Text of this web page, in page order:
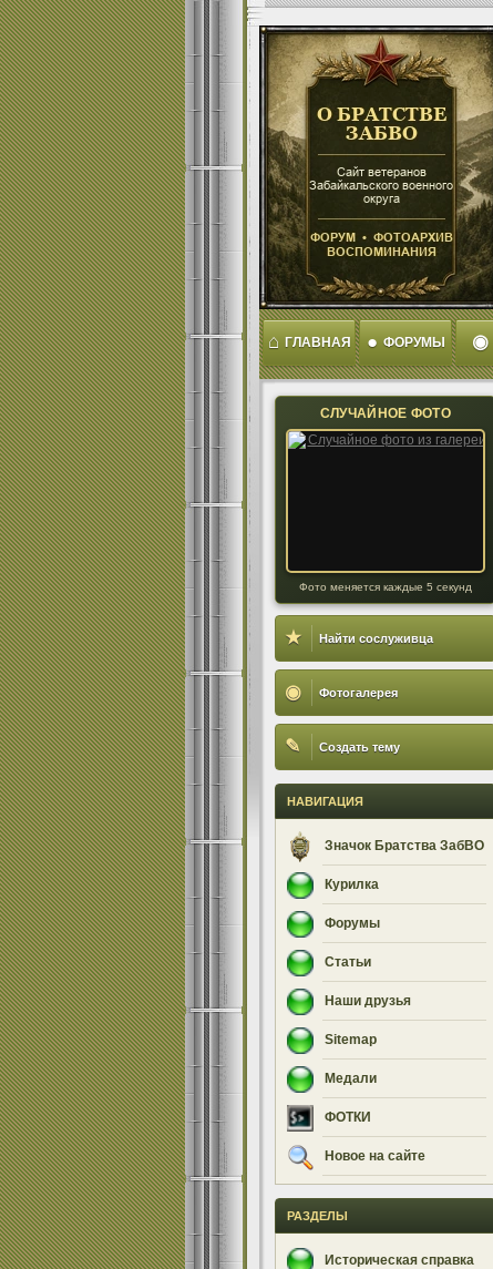
⌂ ГЛАВНАЯ ● ФОРУМЫ ◉
СЛУЧАЙНОЕ ФОТО
Фото меняется каждые 5 секунд
★ Найти сослуживца
◉ Фотогалерея
✎ Создать тему
НАВИГАЦИЯ
Значок Братства ЗабВО
Курилка
Форумы
Статьи
Наши друзья
Sitemap
Медали
ФОТКИ
Новое на сайте
РАЗДЕЛЫ
Историческая справка